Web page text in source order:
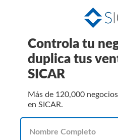
Controla tu
duplica tus
SICAR
Más de 120,000
en SICAR.